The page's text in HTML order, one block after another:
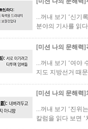
...꺼내 보기 ‘신기
분야의 기사를 읽
[미션 나의 문해력]
...꺼내 보기 ‘여야
지도 지방선거 때
[미션 나의 문해력]
...꺼내 보기 ‘진위
칼럼을 읽다 보면